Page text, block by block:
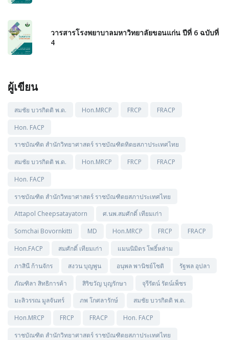
วารสารโรงพยาบาลมหาวิทยาลัยขอนแก่น ปีที่ 6 ฉบับที่
4
ผู้เขียน
สมชัย บวรกิตติ พ.ด. Hon.MRCP FRCP
FRACP
Hon. FACP
ราชบัณฑิต สำนักวิทยาศาสตร์ ราชบัณฑิตทิตยสภาประเทศไทย
สมชัย บวรกิตติ พ.ด.
Hon.MRCP FRCP
FRACP
Hon. FACP
ราชบัณฑิต สำนักวิทยาศาสตร์ ราชบัณฑิตยสภาประเทศไทย
Attapol Cheepsatayatorn
ศ.นพ.สมศักดิ์ เทียมเก่า
Somchai Bovornkitti
MD Hon.MRCP FRCP
FRACP
Hon.FACP
สมศักดิ์ เทียมเก่า
แมนนิมิตร โพธิ์หล่าม
ภาสินี ก้านจักร
สงวน บุญพูน อนุพล พานิชย์โชติ
รัฐพล อุปลา
ภัณฑิลา สิทธิการค้า
สิริขวัญ บุญรักษา
จุรีรัตน์ รัตน์เพ็ชร
มะลิวรรณ มูลจันทร์
ภพ โกศลารักษ์
สมชัย บวรกิตติ พ.ด.
Hon.MRCP
FRCP FRACP
Hon. FACP
ราชบัณฑิต สำนักวิทยาศาสตร์ ราชบัณฑิตยสภาประเทศไทย